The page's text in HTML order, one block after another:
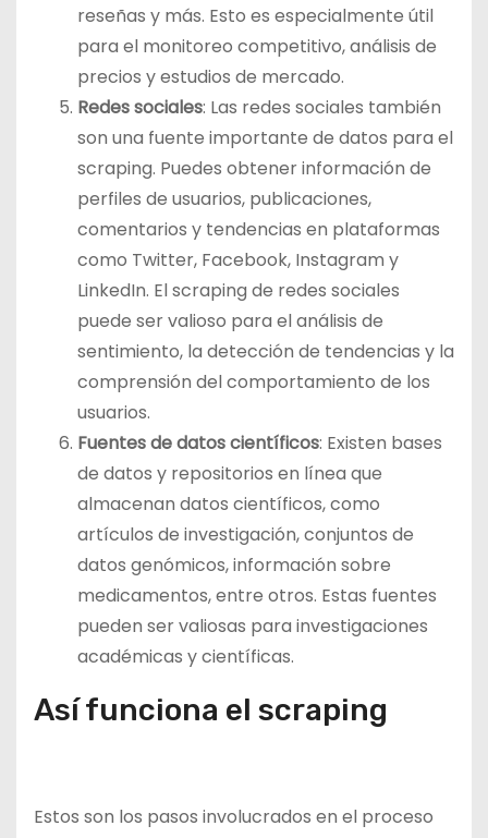
reseñas y más. Esto es especialmente útil
para el monitoreo competitivo, análisis de
precios y estudios de mercado.
Redes sociales: Las redes sociales también
son una fuente importante de datos para el
scraping. Puedes obtener información de
perfiles de usuarios, publicaciones,
comentarios y tendencias en plataformas
como Twitter, Facebook, Instagram y
LinkedIn. El scraping de redes sociales
puede ser valioso para el análisis de
sentimiento, la detección de tendencias y la
comprensión del comportamiento de los
usuarios.
Fuentes de datos científicos: Existen bases
de datos y repositorios en línea que
almacenan datos científicos, como
artículos de investigación, conjuntos de
datos genómicos, información sobre
medicamentos, entre otros. Estas fuentes
pueden ser valiosas para investigaciones
académicas y científicas.
Así funciona el scraping
Estos son los pasos involucrados en el proceso